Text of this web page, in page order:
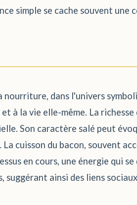
simple se cache souvent une
dans l'univers
à la vie elle-même. La
Son caractère salé peut
cuisson du bacon, souvent
en cours, une énergie qui se
ainsi des liens